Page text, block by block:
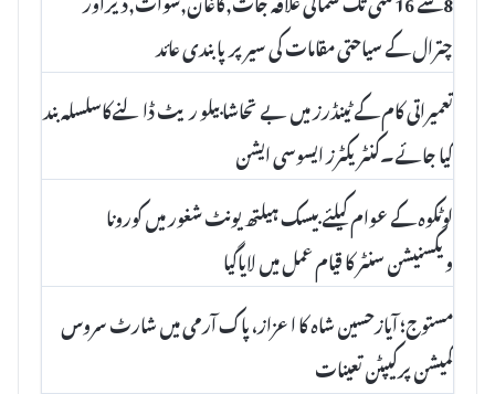
چترال کے سیاحتی مقامات کی سیر پرپابندی عائد
تعمیراتی کام کے ٹینڈرز میں بے تحاشا بیلو ریٹ ڈالنےکاسلسلہ بند
کیا جائے۔کنٹریکٹرز ایسوسی ایشن
لوٹکوہ کے عوام کیلئے بیسک ہیلتھ یونٹ شغور میں کورونا
ویکسنیشن سنٹر کا قیام عمل میں لایاگیا
مستوج؛ آیازحسین شاہ کا اعزاز، پاک آرمی میں شارٹ سروس
کمیشن پرکیپٹن تعینات